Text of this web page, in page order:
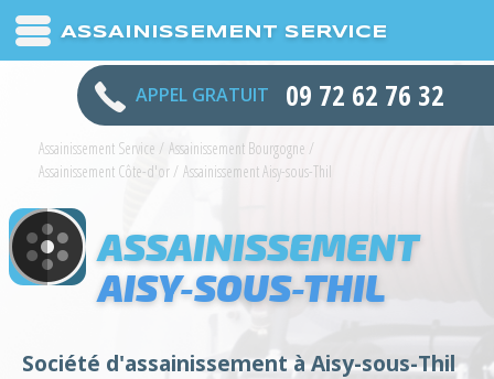
ASSAINISSEMENT SERVICE
APPEL GRATUIT 09 72 62 76 32
Assainissement Service / Assainissement Bourgogne /
Assainissement Côte-d'or/ Assainissement Aisy-sous-Thil
ASSAINISSEMENT
AISY-SOUS-THIL
Société d'assainissement à Aisy-sous-Thil